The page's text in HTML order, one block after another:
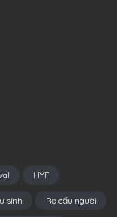
HYF
sinh Rọ cẩu người